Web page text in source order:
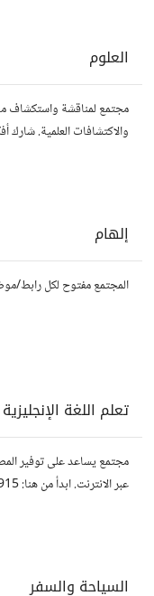
العلوم
مجتمع لمناقشة واستكشاف
والاكتشافات العلمية.
إلهام
المجتمع مفتوح لكل رابط/
تعلم اللغة الإنجليزية
عبر الانترنت. ابدأ من هنا: https://io.hsoub.com/go/53915
السياحة والسفر